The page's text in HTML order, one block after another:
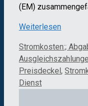
(EM)
Weiterlesen
Kategorien
Stromkosten:;
Preisdeckel,
Dienst